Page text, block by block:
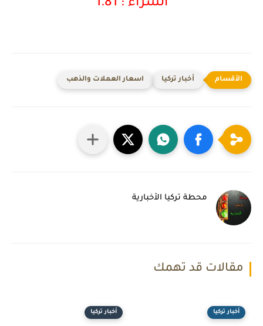
الشراء : 1.81
أخبار تركيا اسعار العملات والذهب
محطة تركيا الأخبارية
مقالات قد تهمك
أخبار تركيا أخبار تركيا